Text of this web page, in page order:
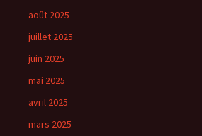
août 2025
juillet 2025
juin 2025
mai 2025
avril 2025
mars 2025